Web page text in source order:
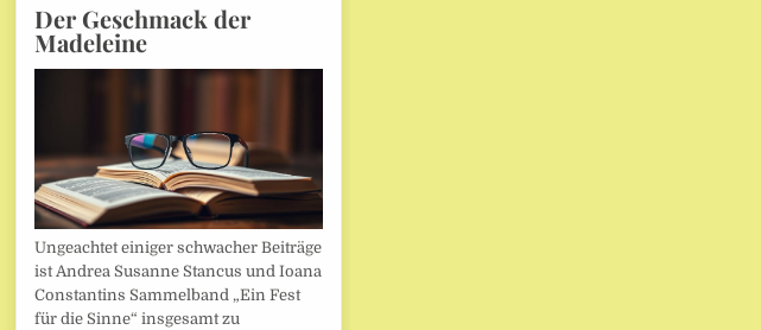
Der Geschmack der
Madeleine
Ungeachtet einiger schwacher Beiträge
ist Andrea Susanne Stancus und Ioana
Constantins Sammelband „Ein Fest
für die Sinne“ insgesamt zu